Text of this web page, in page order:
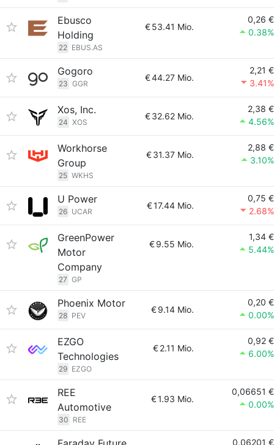
Ebusco
Holding
22 EBUS.AS
€53.41 Mio.
0,26 €
0.38%
Gogoro
23 GGR
€44.27 Mio.
2,21 €
3.41%
Xos, Inc.
24 XOS
€32.62 Mio.
2,38 €
4.56%
Workhorse
Group
25 WKHS
€31.37 Mio.
2,88 €
3.10%
U Power
26 UCAR
€17.44 Mio.
0,75 €
2.68%
GreenPower
Motor
Company
27 GP
€9.55 Mio.
1,34 €
5.44%
Phoenix Motor
28 PEV
€9.14 Mio.
0,20 €
0.00%
EZGO
Technologies
29 EZGO
€2.11 Mio.
0,92 €
6.00%
REE
Automotive
30 REE
€1.93 Mio.
0,06651 €
0.00%
0,06201 €